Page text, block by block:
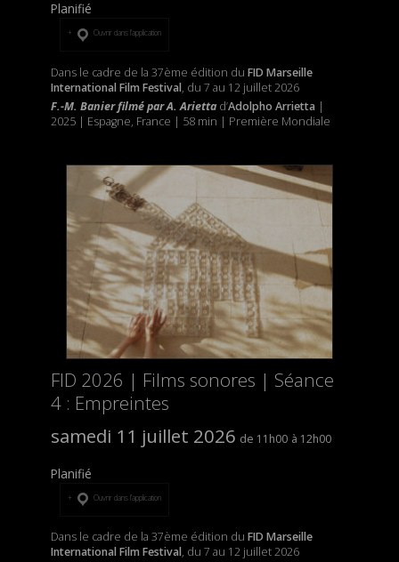
Planifié
Ouvrir dans l’application
Dans le cadre de la 37ème édition du FID Marseille
International Film Festival, du 7 au 12 juillet 2026
F.-M. Banier filmé par A. Ariettad’Adolpho Arrietta |
2025 | Espagne, France | 58 min | Première Mondiale
FID 2026 | Films sonores | Séance
4 : Empreintes
samedi 11 juillet 2026
11h00 12h00
Planifié
Ouvrir dans l’application
Dans le cadre de la 37ème édition du FID Marseille
International Film Festival, du 7 au 12 juillet 2026